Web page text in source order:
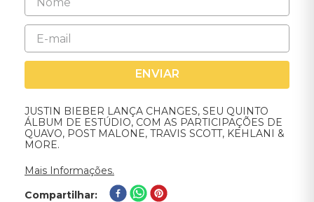
ENVIAR
JUSTIN BIEBER LANÇA CHANGES, SEU QUINTO
ÁLBUM DE ESTÚDIO, COM AS PARTICIPAÇÕES DE
QUAVO, POST MALONE, TRAVIS SCOTT, KEHLANI &
MORE.
Mais Informações.
Compartilhar